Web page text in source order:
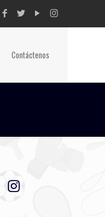
Contáctenos